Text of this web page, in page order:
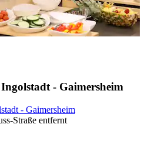
- Gaimersheim
- Gaimersheim
Straße entfernt